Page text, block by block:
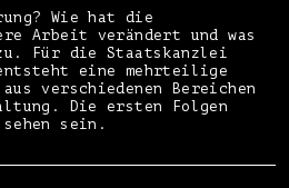
Wie hat die
Arbeit verändert und was
Für die Staatskanzlei
eine mehrteilige
verschiedenen Bereichen
Die ersten Folgen
sehen sein.